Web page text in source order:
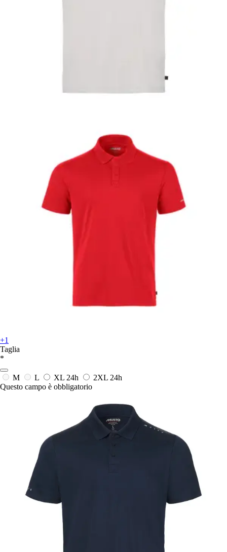
+1
Taglia
*
M L XL 24h 2XL 24h
Questo campo è obbligatorio